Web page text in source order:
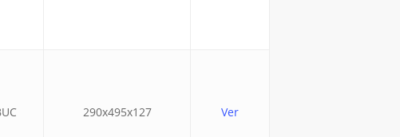
290x495x127 Ver